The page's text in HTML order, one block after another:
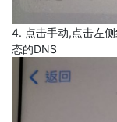
4. 点击手动,点击左
态的DNS